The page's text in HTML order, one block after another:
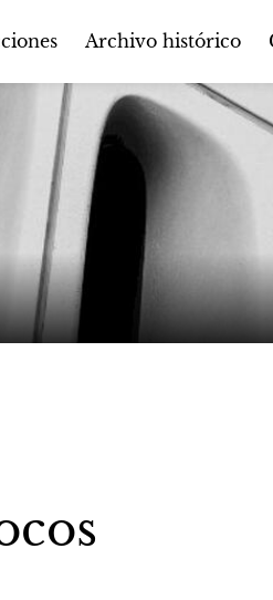
Archivo histórico